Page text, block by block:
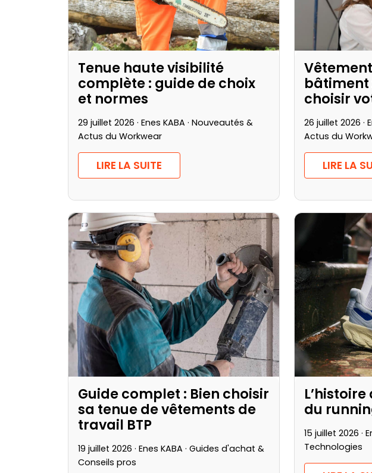
Tenue haute visibilité
complète : guide de choix
et normes
29 juillet 2026 · Enes KABA · Nouveautés &
Actus du Workwear
LIRE LA SUITE
bâtiment
choisir
26 juillet 2026 ·
Actus du
LIRE LA
Guide complet : Bien choisir
sa tenue de vêtements de
travail BTP
19 juillet 2026 · Enes KABA · Guides d'achat &
Conseils pros
du
15 juillet 2026 ·
Technologies